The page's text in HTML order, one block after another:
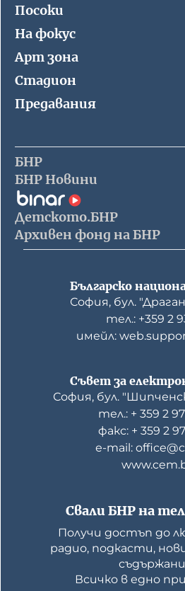
Посоки
На фокус
Арт зона
Стадион
Предавания
БНР
БНР Новини
Детското.БНР
Архивен фонд на БНР
Българско
София, бул.
тел.: +359 2
имейл:
Свали БНР на
Получи достъп до
радио, подкасти,
Всичко в едно
Съвет за
София, бул.
тел.: + 359 2
факс: + 359 2
е-mail: